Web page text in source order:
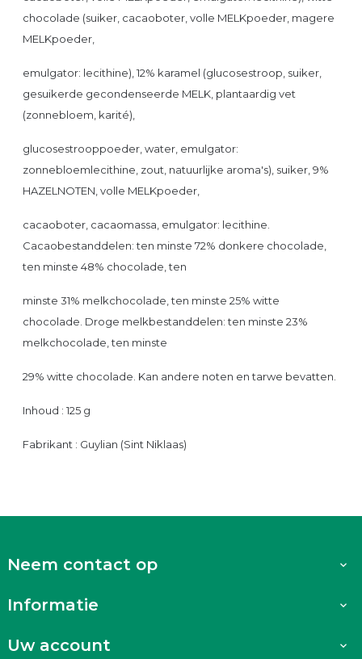
chocolade (suiker, cacaoboter, volle MELKpoeder, magere
MELKpoeder,
emulgator: lecithine), 12% karamel (glucosestroop, suiker,
gesuikerde gecondenseerde MELK, plantaardig vet
(zonnebloem, karité),
glucosestrooppoeder, water, emulgator:
zonnebloemlecithine, zout, natuurlijke aroma's), suiker, 9%
HAZELNOTEN, volle MELKpoeder,
cacaoboter, cacaomassa, emulgator: lecithine.
Cacaobestanddelen: ten minste 72% donkere chocolade,
ten minste 48% chocolade, ten
minste 31% melkchocolade, ten minste 25% witte
chocolade. Droge melkbestanddelen: ten minste 23%
melkchocolade, ten minste
29% witte chocolade. Kan andere noten en tarwe bevatten.
Inhoud : 125 g
Fabrikant : Guylian (Sint Niklaas)
Neem contact op 
Informatie 
Uw account 